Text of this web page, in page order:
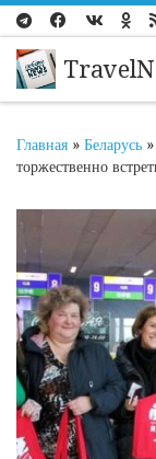
Перейти к
Главная » Беларусь »
торжественно